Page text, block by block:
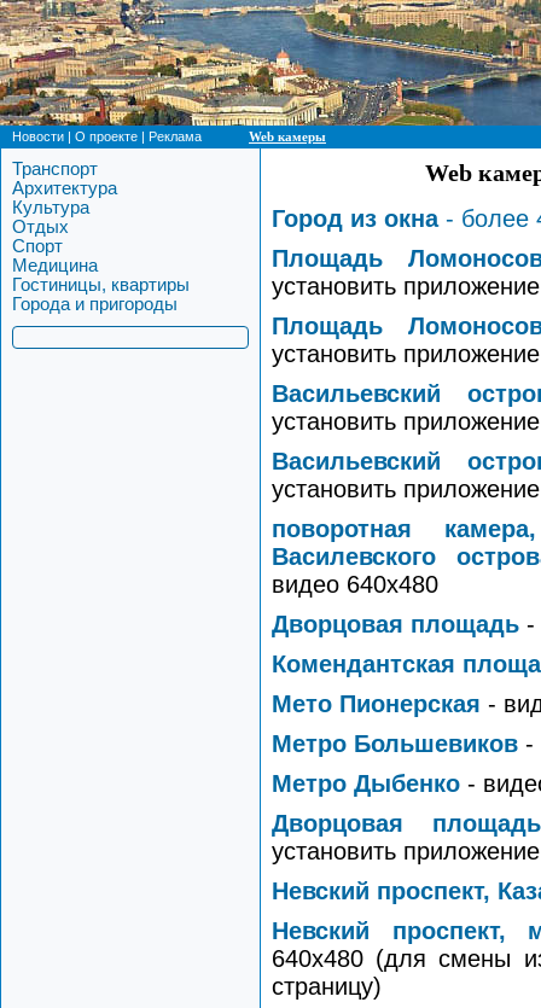
Новости | О проекте | Реклама Web камеры
Транспорт
Архитектура
Культура
Отдых
Спорт
Медицина
Гостиницы, квартиры
Города и пригороды
Web
Город из окна- более
Площадь
установить
Площадь
установить
Васильевский
установить
Васильевский
установить
поворотная
Василевского
видео 640х480
Дворцовая площадь -
Комендантская
Мето Пионерская -
Метро Большевиков -
Метро Дыбенко -
Дворцовая площадь
установить
Невский проспект,
Невский проспект,
640х480 (для смены
страницу)